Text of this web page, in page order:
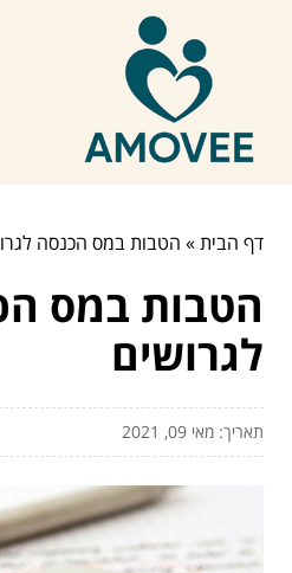
דף הבית» הטבות במס הכנסה
הטבות במס
לגרושים
תאריך: מאי 09, 2021